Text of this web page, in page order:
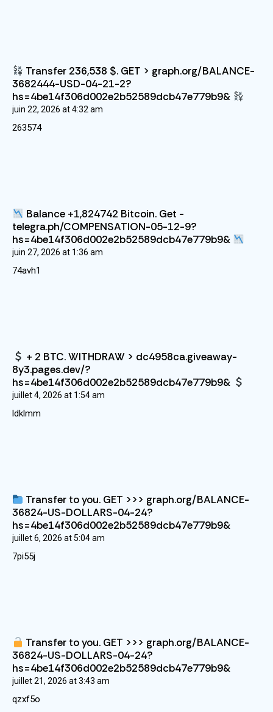
Transfer 236,538 $. GET > graph.org/BALANCE-
3682444-USD-04-21-2?
hs=4be14f306d002e2b52589dcb47e779b9&
juin 22, 2026 at4:32 am
263574
Balance +1,824742 Bitcoin. Get -
telegra.ph/COMPENSATION-05-12-9?
hs=4be14f306d002e2b52589dcb47e779b9&
juin 27, 2026 at 1:36 am
74avh1
+ 2 BTC. WITHDRAW > dc4958ca.giveaway-
8y3.pages.dev/?
hs=4be14f306d002e2b52589dcb47e779b9&
juillet 4, 2026 at 1:54 am
ldklmm
Transfer to you. GET >>> graph.org/BALANCE-
36824-US-DOLLARS-04-24?
hs=4be14f306d002e2b52589dcb47e779b9&
juillet 6, 2026 at5:04 am
7pi55j
Transfer to you. GET >>> graph.org/BALANCE-
36824-US-DOLLARS-04-24?
hs=4be14f306d002e2b52589dcb47e779b9&
juillet 21, 2026 at3:43 am
qzxf5o